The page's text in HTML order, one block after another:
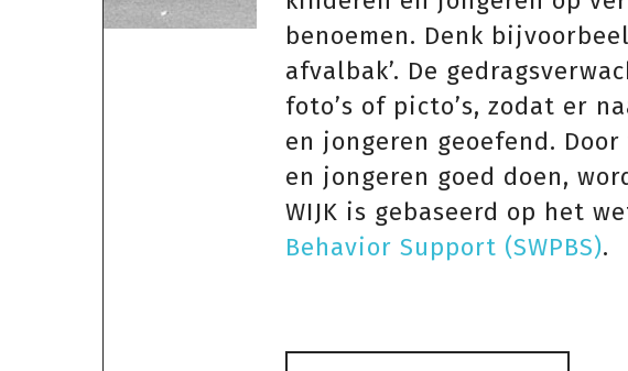
benoemen. Denk
afvalbak’. De
foto’s of picto’s, zodat er
en jongeren geoefend.
en jongeren goed doen,
WIJK is gebaseerd op het
Behavior Support (SWPBS).